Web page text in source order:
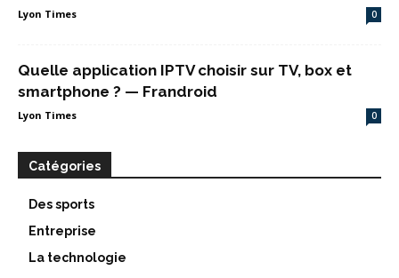
Lyon Times 0
Quelle application IPTV choisir sur TV, box et
smartphone ? — Frandroid
Lyon Times 0
Catégories
Des sports
Entreprise
La technologie